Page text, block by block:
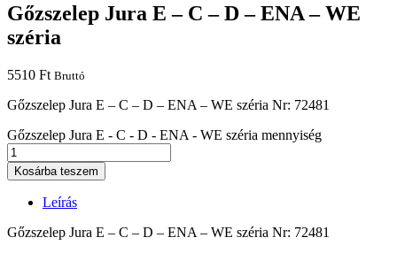
Gőzszelep Jura E – C – D – ENA – WE
széria
5510 Ft Bruttó
Gőzszelep Jura E – C – D – ENA – WE széria Nr: 72481
Gőzszelep Jura E - C - D - ENA - WE széria mennyiség
Kosárba teszem
Leírás
Gőzszelep Jura E – C – D – ENA – WE széria Nr: 72481